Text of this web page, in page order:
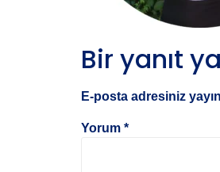
Bir yanıt
E-posta adresiniz
Yorum *